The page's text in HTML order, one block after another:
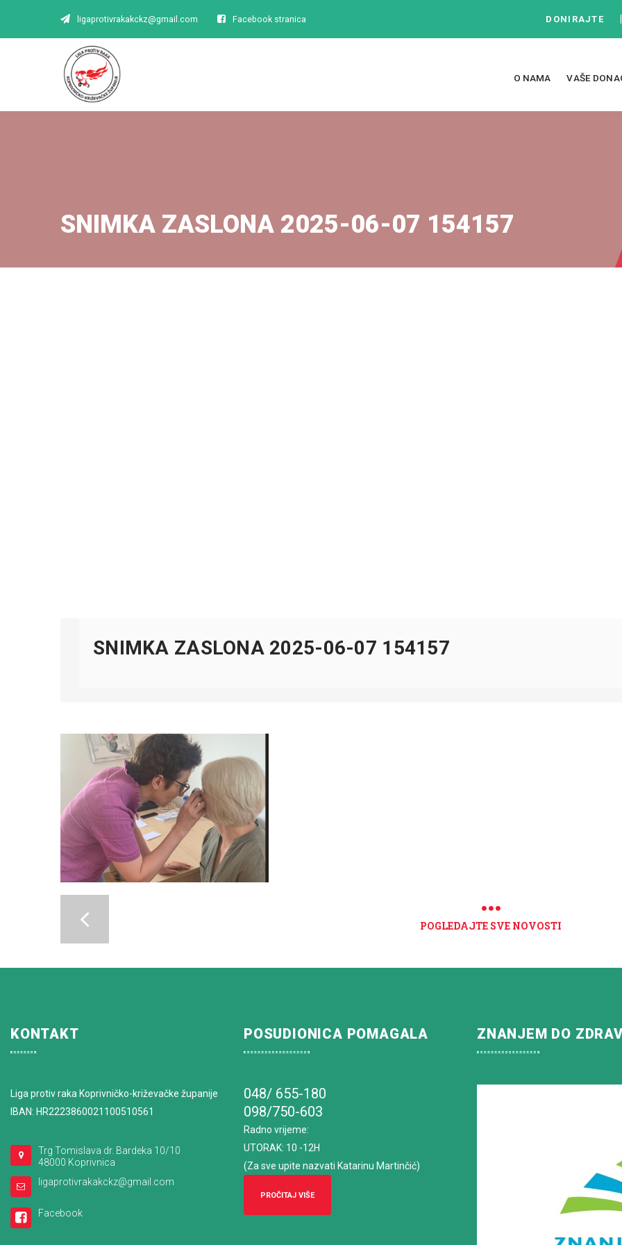
ligaprotivrakakckz@gmail.com Facebook stranica DONIRAJTE
O NAMA VAŠE
SNIMKA ZASLONA 2025-06-07 154157
SNIMKA ZASLONA 2025-06-07 154157
POGLEDAJTE SVE NOVOSTI
KONTAKT
Liga protiv raka Koprivničko-križevačke županije
IBAN: HR2223860021100510561
Trg Tomislava dr. Bardeka 10/10
48000 Koprivnica
ligaprotivrakakckz@gmail.com
Facebook
POSUDIONICA POMAGALA
048/ 655-180
098/750-603
Radno vrijeme:
UTORAK: 10 -12H
(Za sve upite nazvati Katarinu Martinčić)
PROČITAJ VIŠE
ZNANJEM DO